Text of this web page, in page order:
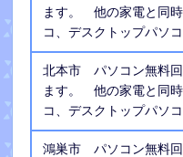
ます。 他の家電と同
コ、デスクトップパソ
北本市 パソコン無料
ます。 他の家電と同
コ、デスクトップパソ
鴻巣市 パソコン無料